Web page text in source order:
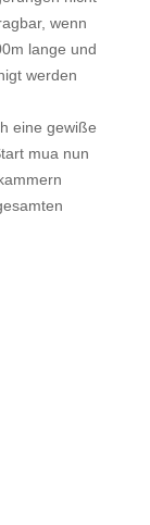
wenn
lange und
werden
eine gewiße
mua nun